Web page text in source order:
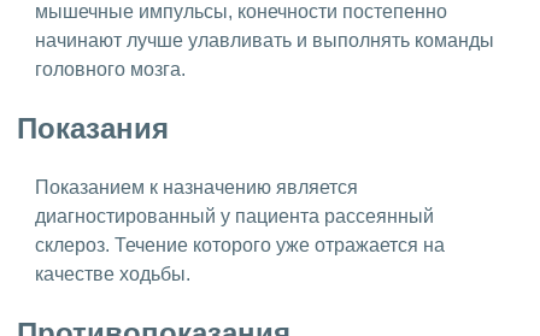
мышечные импульсы, конечности постепенно
начинают лучше улавливать и выполнять команды
головного мозга.
Показания
Показанием к назначению является
диагностированный у пациента рассеянный
склероз. Течение которого уже отражается на
качестве ходьбы.